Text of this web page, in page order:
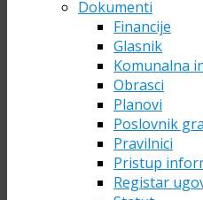
Dokumenti
Financije
Glasnik
Komunalna
Obrasci
Planovi
Poslovnik
Pravilnici
Pristup
Registar